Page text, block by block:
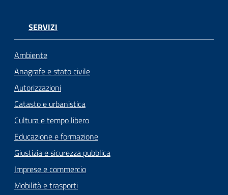
SERVIZI
Ambiente
Anagrafe e stato civile
Autorizzazioni
Catasto e urbanistica
Cultura e tempo libero
Educazione e formazione
Giustizia e sicurezza pubblica
Imprese e commercio
Mobilità e trasporti